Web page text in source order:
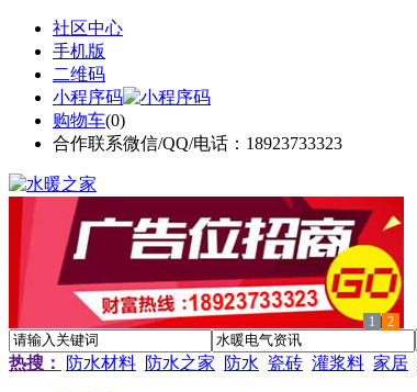
社区中心
手机版
二维码
小程序码
购物车(0)
合作联系微信/QQ/电话：18923733323
1 2
热搜： 防水材料 防水之家 防水 瓷砖 灌浆料 家居